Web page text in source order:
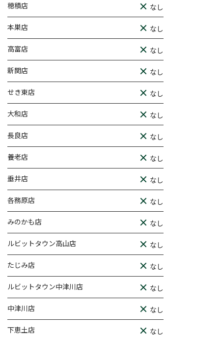
穂積店 なし
本巣店 なし
高富店 なし
新関店 なし
せき東店 なし
大和店 なし
長良店 なし
養老店 なし
垂井店 なし
各務原店 なし
みのかも店 なし
ルビットタウン高山店 なし
たじみ店 なし
ルビットタウン中津川店 なし
中津川店 なし
下恵土店 なし